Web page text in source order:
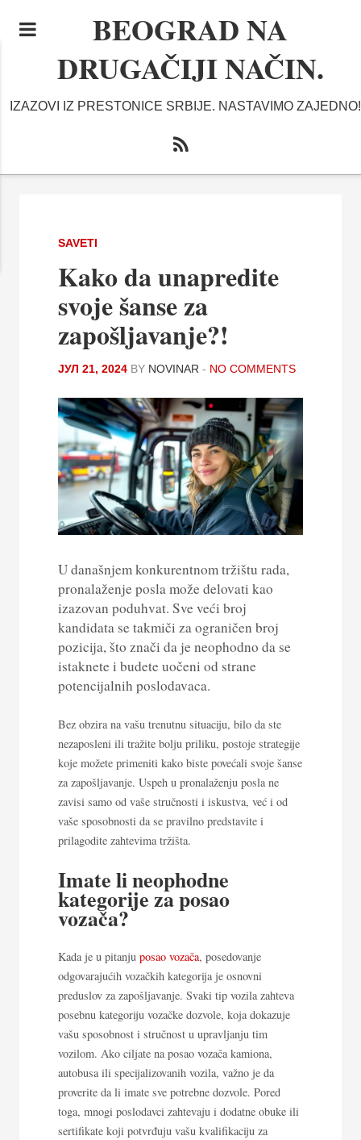
BEOGRAD NA
DRUGAČIJI NAČIN.
IZAZOVI IZ PRESTONICE SRBIJE. NASTAVIMO ZAJEDNO!
SAVETI
Kako da unapredite
svoje šanse za
zapošljavanje?!
ЈУЛ 21, 2024 BY NOVINAR - NO COMMENTS
U današnjem konkurentnom tržištu rada,
pronalaženje posla može delovati kao
izazovan poduhvat. Sve veći broj
kandidata se takmiči za ograničen broj
pozicija, što znači da je neophodno da se
istaknete i budete uočeni od strane
potencijalnih poslodavaca.
Bez obzira na vašu trenutnu situaciju, bilo da ste
nezaposleni ili tražite bolju priliku, postoje strategije
koje možete primeniti kako biste povećali svoje šanse
za zapošljavanje. Uspeh u pronalaženju posla ne
zavisi samo od vaše stručnosti i iskustva, već i od
vaše sposobnosti da se pravilno predstavite i
prilagodite zahtevima tržišta.
Imate li neophodne
kategorije za posao
vozača?
Kada je u pitanju posao vozača, posedovanje
odgovarajućih vozačkih kategorija je osnovni
preduslov za zapošljavanje. Svaki tip vozila zahteva
posebnu kategoriju vozačke dozvole, koja dokazuje
vašu sposobnost i stručnost u upravljanju tim
vozilom. Ako ciljate na posao vozača kamiona,
autobusa ili specijalizovanih vozila, važno je da
proverite da li imate sve potrebne dozvole. Pored
toga, mnogi poslodavci zahtevaju i dodatne obuke ili
sertifikate koji potvrđuju vašu kvalifikaciju za